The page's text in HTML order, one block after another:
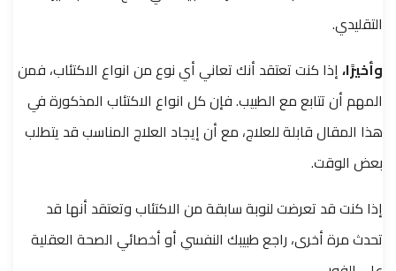
التقليدي.
وأخيرًا،إذا كنت تعتقد أنك تعاني أي نوع من انواع الاكتئاب، فمن
المهم أن تتابع مع الطبيب. فإن كل انواع الاكتئاب المذكورة في
هذا المقال قابلة للعلاج، مع أن إيجاد العلاج المناسب قد يتطلب
بعض الوقت.
إذا كنت قد تعرضت لنوبة سابقة من الاكتئاب وتعتقد أنها قد
تحدث مرة أخرى، راجع طبيبك النفسي أو أخصائي الصحة العقلية